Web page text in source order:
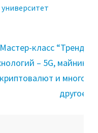
Мастер-класс “Тренды
– 5G, майнинг
криптовалют и многое
другое”